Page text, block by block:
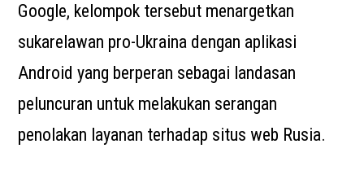
Google, kelompok tersebut menargetkan
sukarelawan pro-Ukraina dengan aplikasi
Android yang berperan sebagai landasan
peluncuran untuk melakukan serangan
penolakan layanan terhadap situs web Rusia.